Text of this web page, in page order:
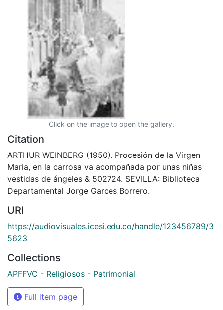
Click on the image to open the gallery.
Citation
ARTHUR WEINBERG (1950). Procesión de la Virgen
Maria, en la carrosa va acompañada por unas niñas
vestidas de ángeles & 502724. SEVILLA: Biblioteca
Departamental Jorge Garces Borrero.
URI
https://audiovisuales.icesi.edu.co/handle/123456789/3
5623
Collections
APFFVC - Religiosos - Patrimonial
Full item page